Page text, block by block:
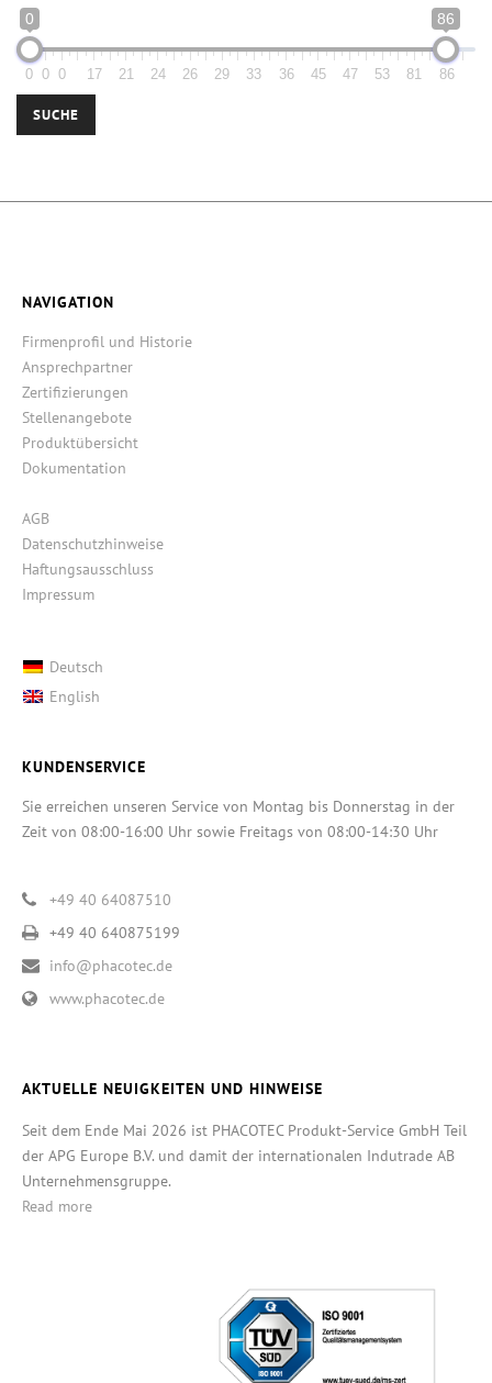
0 86
0 0 0 17 21 24 26 29 33 36 45 47 53 81 86
SUCHE
NAVIGATION
Firmenprofil und Historie
Ansprechpartner
Zertifizierungen
Stellenangebote
Produktübersicht
Dokumentation
AGB
Datenschutzhinweise
Haftungsausschluss
Impressum
Deutsch
English
KUNDENSERVICE
Sie erreichen unseren Service von Montag bis Donnerstag in der
Zeit von 08:00-16:00 Uhr sowie Freitags von 08:00-14:30 Uhr
+49 40 64087510
+49 40 640875199
info@phacotec.de
www.phacotec.de
AKTUELLE NEUIGKEITEN UND HINWEISE
Seit dem Ende Mai 2026 ist PHACOTEC Produkt-Service GmbH Teil
der APG Europe B.V. und damit der internationalen Indutrade AB
Unternehmensgruppe.
Read more